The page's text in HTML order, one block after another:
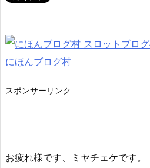
にほんブログ村
スポンサーリンク
お疲れ様です、ミヤチェケです。